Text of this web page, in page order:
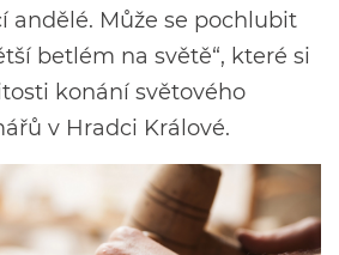
andělé. Může se pochlubit
betlém na světě“, které si
konání světového
v Hradci Králové.